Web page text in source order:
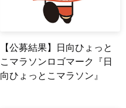
【公募結果】日向ひょっと
こマラソンロゴマーク『日
向ひょっとこマラソン』